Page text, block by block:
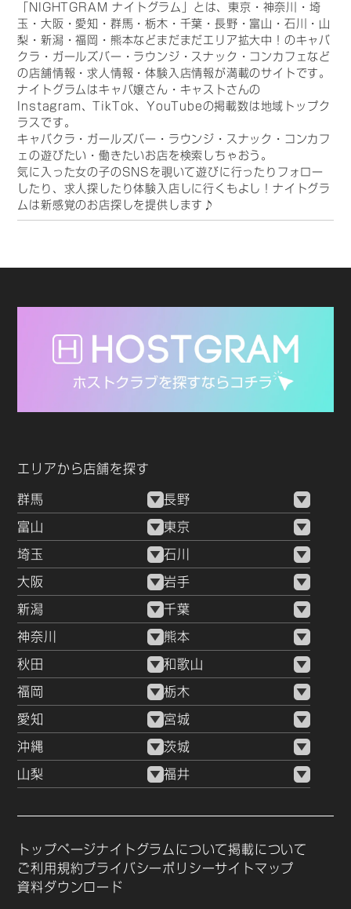
「NIGHTGRAM ナイトグラム」とは、東京・神奈川・埼
玉・大阪・愛知・群馬・栃木・千葉・長野・富山・石川・山
梨・新潟・福岡・熊本などまだまだエリア拡大中！のキャバ
クラ・ガールズバー・ラウンジ・スナック・コンカフェなど
の店舗情報・求人情報・体験入店情報が満載のサイトです。
ナイトグラムはキャバ嬢さん・キャストさんの
Instagram、TikTok、YouTubeの掲載数は地域トップク
ラスです。
キャバクラ・ガールズバー・ラウンジ・スナック・コンカフ
ェの遊びたい・働きたいお店を検索しちゃおう。
気に入った女の子のSNSを覗いて遊びに行ったりフォロー
したり、求人探したり体験入店しに行くもよし！ナイトグラ
ムは新感覚のお店探しを提供します♪
エリアから店舗を探す
群馬 長野
富山 東京
埼玉 石川
大阪 岩手
新潟 千葉
神奈川 熊本
秋田 和歌山
福岡 栃木
愛知 宮城
沖縄 茨城
山梨 福井
トップページナイトグラムについて掲載について
ご利用規約プライバシーポリシーサイトマップ
資料ダウンロード